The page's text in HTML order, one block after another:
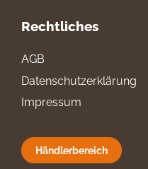
Rechtliches
AGB
Datenschutzerklärung
Impressum
Händlerbereich